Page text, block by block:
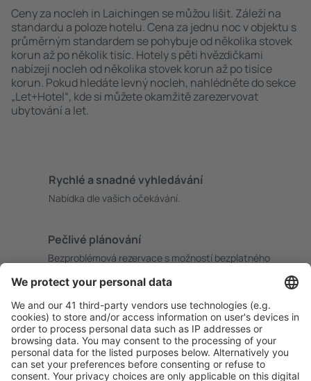
Ceny za nocleh in Laichingen se můžou lišit. Záleží na
standardu a poloze hotelu. Cena za jednu noc v objektu s
průměrným standardem se pohybuje od několika stovek
korun až po několik tisíc. Hotely s pěti hvězdičkami
nabízejí nocleh od několika stovek korun až po tisíce
korun. Pokud hledáte levný nocleh, nahlédněte do sekce
„Let+Hotel“, kde si můžete okamžitě zarezervovat
ubytování a let.
Rychlé a snadné vyhledávání
Nabídka dle vašich očekávání.
Pečlivé plánování
Bezproblémová rezervace s možností bezplatného
S námi ušetříte
Atraktivní ceny a speciální nabídky pro přihlášené
uživatele.
Ubytování dle vašeho gusta